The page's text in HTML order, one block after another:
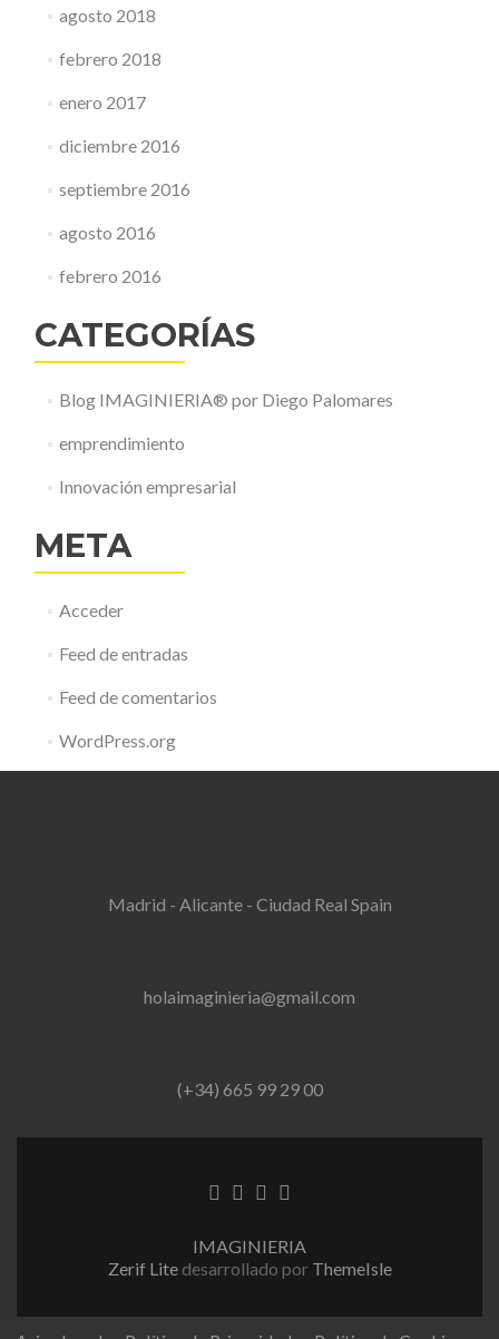
agosto 2018
febrero 2018
enero 2017
diciembre 2016
septiembre 2016
agosto 2016
febrero 2016
CATEGORÍAS
Blog IMAGINIERIA® por Diego Palomares
emprendimiento
Innovación empresarial
META
Acceder
Feed de entradas
Feed de comentarios
WordPress.org
Madrid - Alicante - Ciudad Real Spain
holaimaginieria@gmail.com
(+34) 665 99 29 00
EnlaceEnlace
EnlaceEnlace
IMAGINIERIA
Zerif Lite desarrollado por ThemeIsle